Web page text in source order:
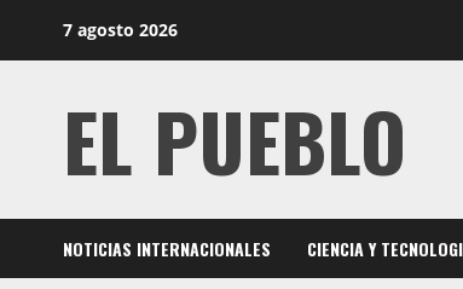
7 agosto 2026
EL PUEBLO
NOTICIAS INTERNACIONALES CIENCIA Y